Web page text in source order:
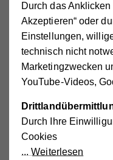
weiter aus. „Jene
bedarf, stammt noch
durch Kriegsopfer
Jahrgängen vor 1938/
aber die
Pflegealter. Eine
in rund 20 Jahren mit
der 1950er und 60er-
entsprechende
2030 und 2040 zu 50
Durch das
Akzeptieren“ oder
Einstellungen,
technisch nicht
Marketingzwecken
YouTube-Videos,
Durch Ihre
Cookies
Weiterlesen